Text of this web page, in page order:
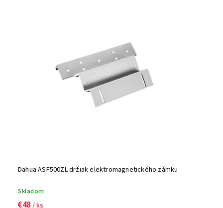
Dahua ASF500ZL držiak elektromagnetického zámku
Skladom
€48 / ks